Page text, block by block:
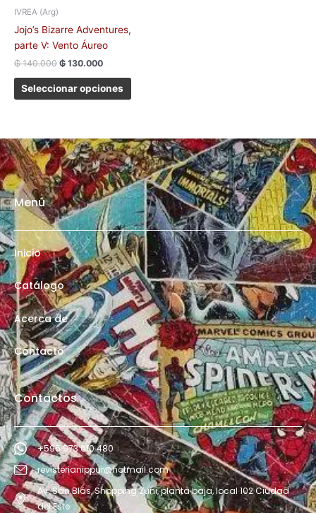
IVREA (Arg)
Jojo’s Bizarre Adventures,
parte V: Vento Áureo
₲140.000 ₲ 130.000
Seleccionar opciones
producto
Menú
Inicio
Catálogo
Acerca de
Contacto
Contactos
+595 973 610 480
revisterianippur@hotmail.com
Av. San Blás, Shopping Zuni, planta baja, local 102 Ciudad
del Este